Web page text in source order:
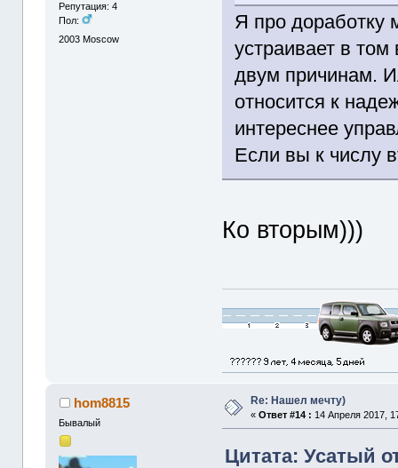
Репутация: 4
Пол:
2003 Moscow
Я про доработку
устраивает в
двум причинам.
относится к
интереснее
Если вы к числу
Ко вторым)))
hom8815
Бывалый
Re: Нашел мечту)
«Ответ #14 : 14 Апреля 2017,
Цитата: Усатый